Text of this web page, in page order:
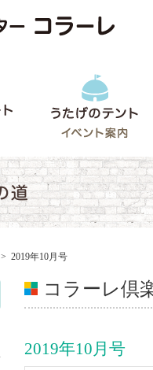
わかばのゲート
> 2019年10月号
コラーレ倶
2019年10月号